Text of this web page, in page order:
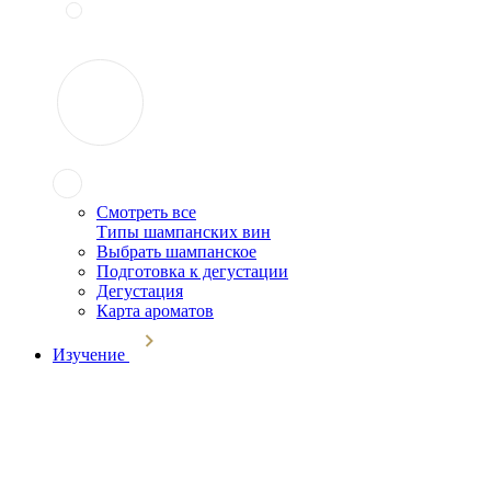
Смотреть все
Типы шампанских вин
Выбрать шампанское
Подготовка к дегустации
Дегустация
Карта ароматов
Изучение